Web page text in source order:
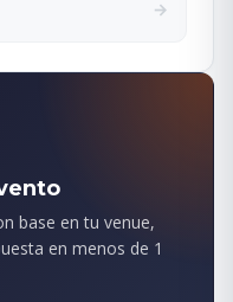
→
base en tu venue,
en menos de 1